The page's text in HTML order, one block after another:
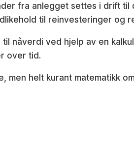
fra anlegget settes i drift
til reinvesteringer og
nåverdi ved hjelp av en
over tid.
men helt kurant matematikk